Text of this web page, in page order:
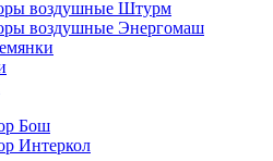
воздушные Штурм
воздушные Энергомаш
Бош
Интеркол